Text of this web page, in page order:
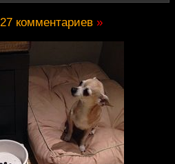
27 комментариев »